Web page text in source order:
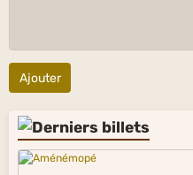
Ajouter